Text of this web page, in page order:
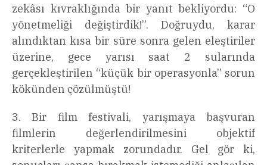
zekâsı kıvraklığında bir yanıt bekliyordu: “O
yönetmeliği değiştirdik!”. Doğruydu, karar
alındıktan kısa bir süre sonra gelen eleştiriler
üzerine, gece yarısı saat 2 sularında
gerçekleştirilen “küçük bir operasyonla” sorun
kökünden çözülmüştü!
3. Bir film festivali, yarışmaya başvuran
filmlerin değerlendirilmesini objektif
kriterlerle yapmak zorundadır. Gel gör ki,